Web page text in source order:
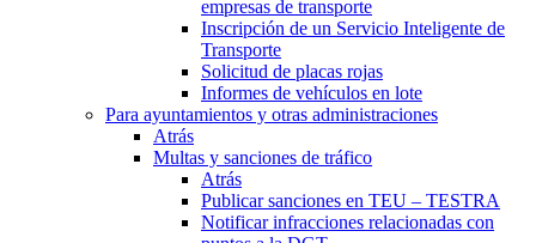
empresas de transporte
Inscripción de un Servicio Inteligente de
Transporte
Solicitud de placas rojas
Informes de vehículos en lote
Para ayuntamientos y otras administraciones
Atrás
Multas y sanciones de tráfico
Atrás
Publicar sanciones en TEU – TESTRA
Notificar infracciones relacionadas con